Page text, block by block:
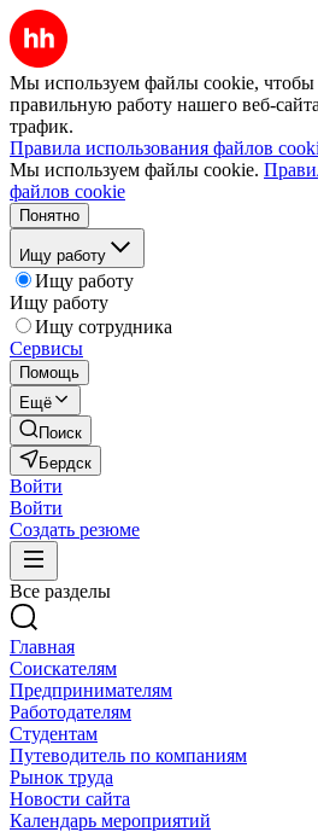
Мы используем файлы cookie, чтобы
правильную работу нашего веб-
трафик.
Правила использования файлов
Мы используем файлы cookie.
файлов cookie
Понятно
Ищу работу
Ищу работу
Ищу работу
Ищу сотрудника
Сервисы
Помощь
Ещё
Поиск
Бердск
Войти
Войти
Создать резюме
Все разделы
Главная
Соискателям
Предпринимателям
Работодателям
Студентам
Путеводитель по компаниям
Рынок труда
Новости сайта
Календарь мероприятий